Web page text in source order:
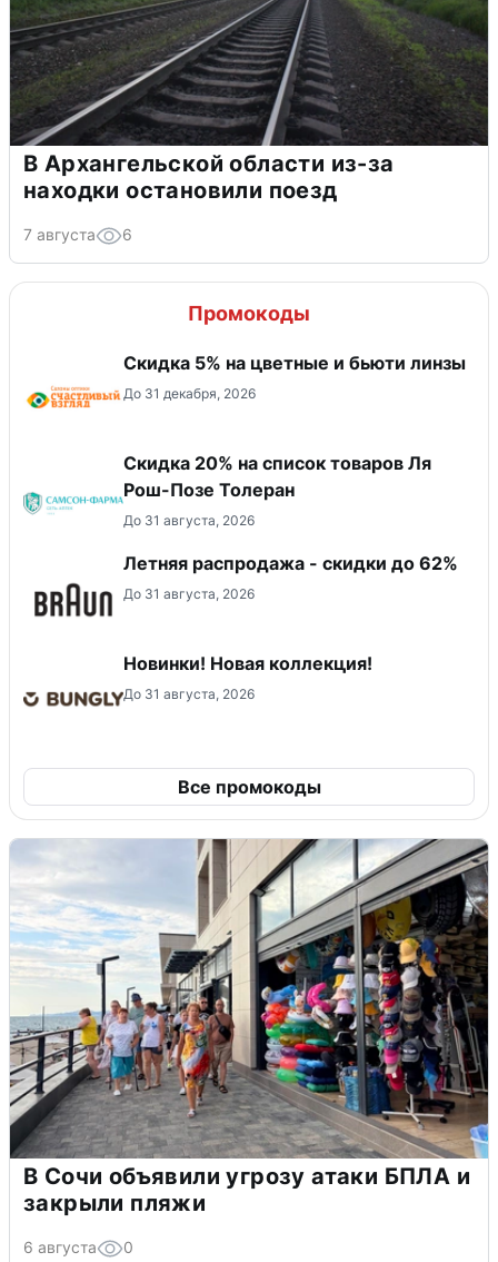
В Архангельской области из-за
находки остановили поезд
7 августа 6
Промокоды
Скидка 5% на цветные и бьюти линзы
До 31 декабря, 2026
Скидка 20% на список товаров Ля
Рош-Позе Толеран
До 31 августа, 2026
Летняя распродажа - скидки до 62%
До 31 августа, 2026
Новинки! Новая коллекция!
До 31 августа, 2026
Все промокоды
В Сочи объявили угрозу атаки БПЛА и
закрыли пляжи
6 августа 0